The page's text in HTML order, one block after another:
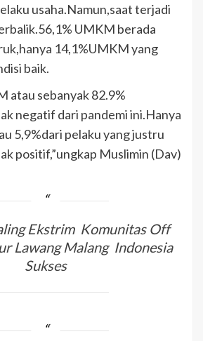
usaha.Namun,saat terjadi
UMKM berada
14,1%UMKM yang
baik.
atau sebanyak 82.9%
negatif dari pandemi ini.Hanya
5,9%dari pelaku yang justru
positif,”ungkap Muslimin (Dav)
Ekstrim Komunitas Off
Lawang Malang Indonesia
Sukses